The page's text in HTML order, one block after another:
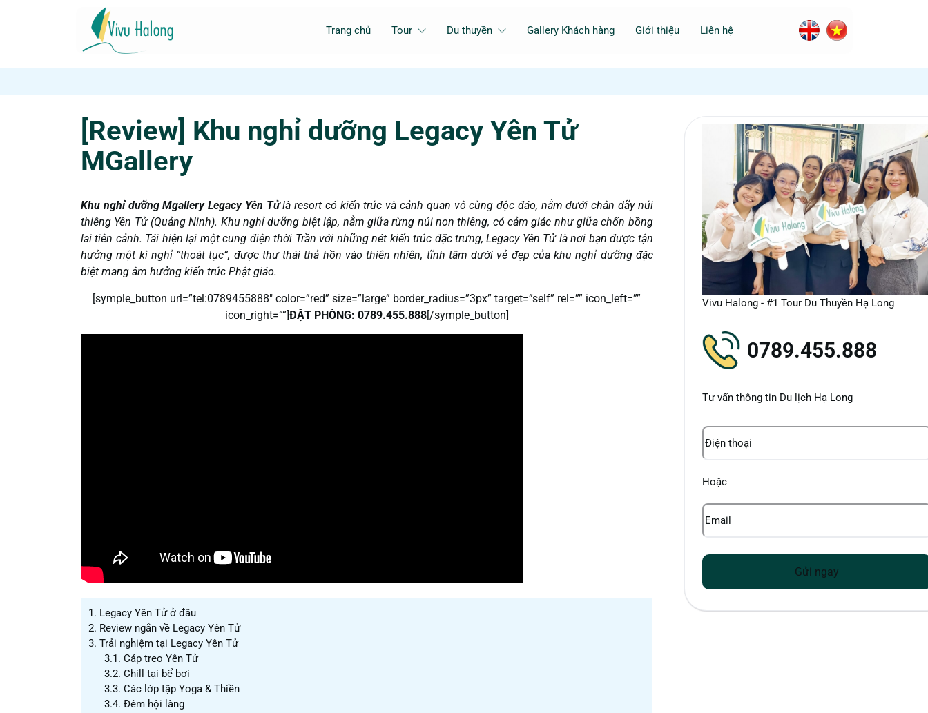
Trang chủ Tour Du thuyền Gallery Khách hàng Giới thiệu Liên hệ
[Review] Khu nghỉ dưỡng Legacy Yên Tử
MGallery
Khu nghỉ dưỡng Mgallery Legacy Yên Tửlà resort có kiến trúc và cảnh quan vô cùng độc đáo, nằm dưới chân dãy núi
thiêng Yên Tử (Quảng Ninh). Khu nghỉ dưỡng biệt lập, nằm giữa rừng núi non thiêng, có cảm giác như giữa chốn bồng
lai tiên cảnh. Tái hiện lại một cung điện thời Trần với những nét kiến trúc đặc trưng, Legacy Yên Tử là nơi bạn được tận
hưởng một kì nghỉ “thoát tục”, được thư thái thả hồn vào thiên nhiên, tĩnh tâm dưới vẻ đẹp của khu nghỉ dưỡng đặc
biệt mang âm hưởng kiến trúc Phật giáo.
[symple_button url=”tel:0789455888″ color=”red” size=”large” border_radius=”3px” target=”self” rel=”” icon_left=””
icon_right=””]ĐẶT PHÒNG: 0789.455.888[/symple_button]
1. Legacy Yên Tử ở đâu
2. Review ngắn về Legacy Yên Tử
3. Trải nghiệm tại Legacy Yên Tử
3.1. Cáp treo Yên Tử
3.2. Chill tại bể bơi
3.3. Các lớp tập Yoga & Thiền
3.4. Đêm hội làng
Vivu Halong - #1 Tour Du Thuyền Hạ Long
0789.455.888
Tư vấn thông tin Du lịch Hạ Long
Điện
thoại
Hoặc
Email